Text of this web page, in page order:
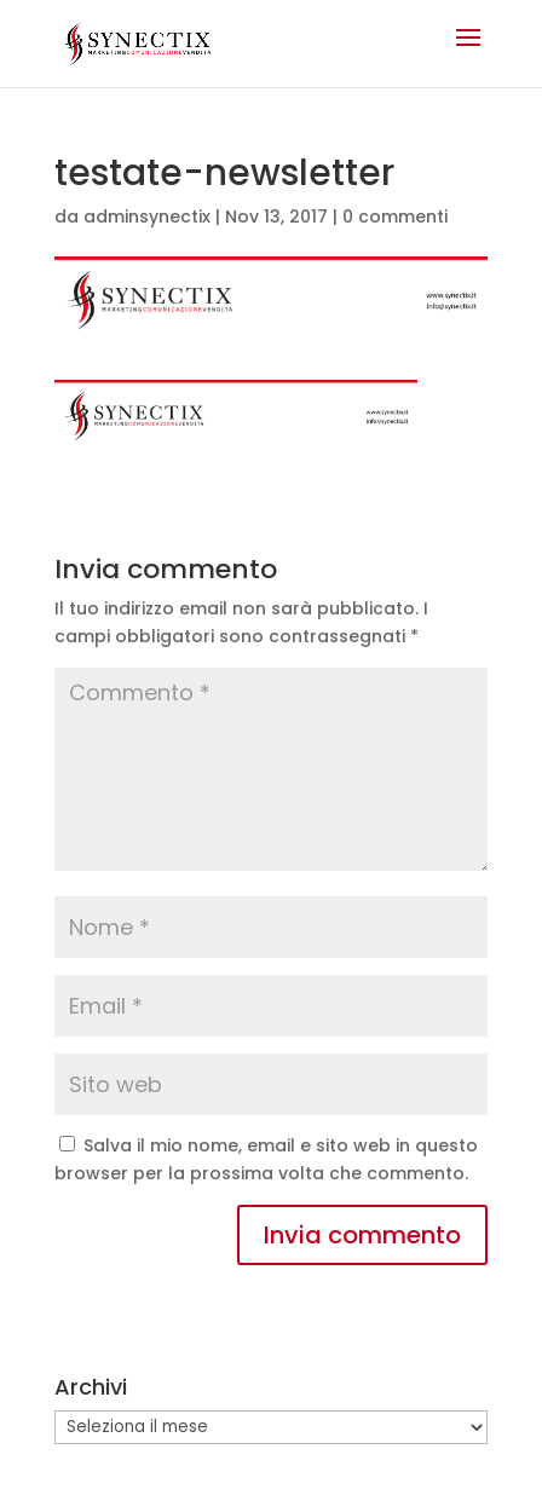
testate-newsletter
da adminsynectix| Nov 13, 2017 | 0 commenti
Invia commento
Il tuo indirizzo email non sarà pubblicato. I
campi obbligatori sono contrassegnati *
Salva il mio nome, email e sito web in questo
browser per la prossima volta che commento.
r
n
a
Archivi
Archivi